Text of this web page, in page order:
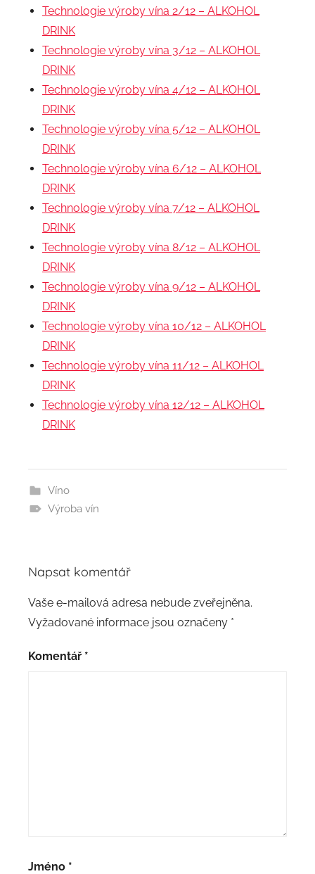
Technologie výroby vína 2/12 – ALKOHOL
DRINK
Technologie výroby vína 3/12 – ALKOHOL
DRINK
Technologie výroby vína 4/12 – ALKOHOL
DRINK
Technologie výroby vína 5/12 – ALKOHOL
DRINK
Technologie výroby vína 6/12 – ALKOHOL
DRINK
Technologie výroby vína 7/12 – ALKOHOL
DRINK
Technologie výroby vína 8/12 – ALKOHOL
DRINK
Technologie výroby vína 9/12 – ALKOHOL
DRINK
Technologie výroby vína 10/12 – ALKOHOL
DRINK
Technologie výroby vína 11/12 – ALKOHOL
DRINK
Technologie výroby vína 12/12 – ALKOHOL
DRINK
Víno
Výroba vín
Napsat komentář
Vaše e-mailová adresa nebude zveřejněna.
Vyžadované informace jsou označeny *
Komentář *
Jméno *